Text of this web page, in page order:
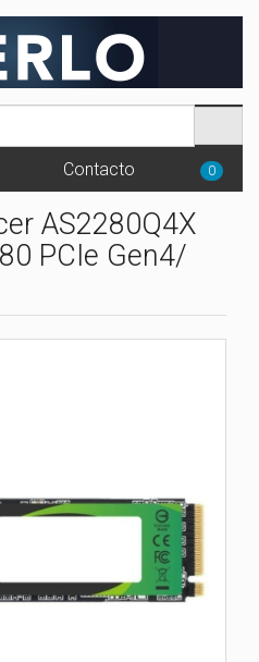
Contacto 0
AS2280Q4X
PCIe Gen4/